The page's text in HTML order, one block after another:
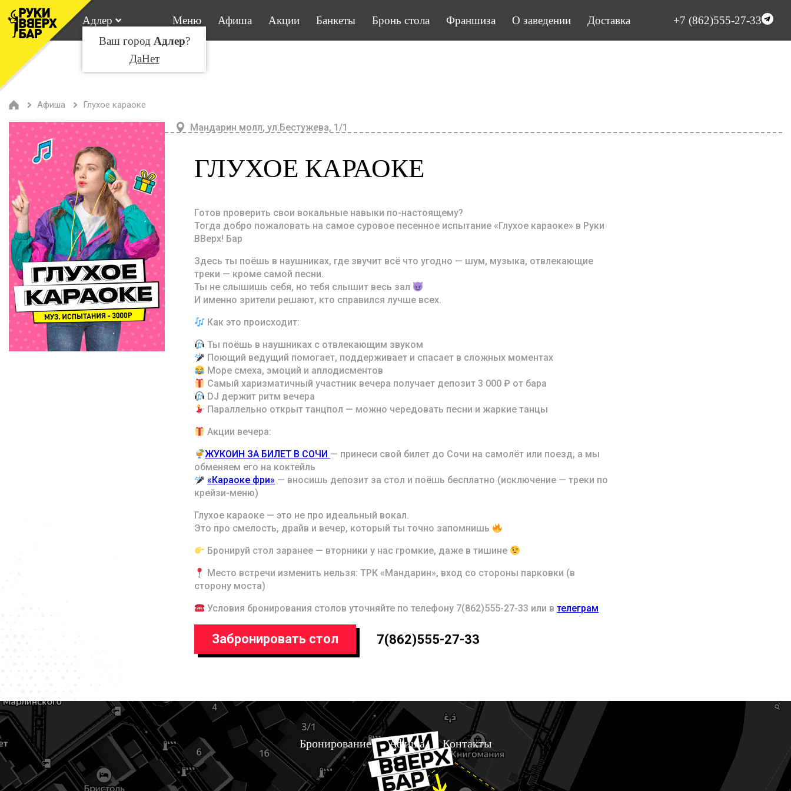
Адлер
Ваш город Адлер?
ДаНет
Меню Афиша Акции Банкеты Бронь стола Франшиза О заведении Доставка +7 (862)555-27-33
Афиша Глухое караоке
Мандарин молл, ул.Бестужева, 1/1
ГЛУХОЕ КАРАОКЕ
Готов проверить свои вокальные навыки по-настоящему?
Тогда добро пожаловать на самое суровое песенное испытание «Глухое караоке» в Руки
ВВерх! Бар
Здесь ты поёшь в наушниках, где звучит всё что угодно — шум, музыка, отвлекающие
треки — кроме самой песни.
Ты не слышишь себя, но тебя слышит весь зал
И именно зрители решают, кто справился лучше всех.
Как это происходит:
Ты поёшь в наушниках с отвлекающим звуком
Поющий ведущий помогает, поддерживает и спасает в сложных моментах
Море смеха, эмоций и аплодисментов
Самый харизматичный участник вечера получает депозит 3 000 ₽ от бара
DJ держит ритм вечера
Параллельно открыт танцпол — можно чередовать песни и жаркие танцы
Акции вечера:
ЖУКОИН ЗА БИЛЕТ В СОЧИ — принеси свой билет до Сочи на самолёт или поезд, а мы
обменяем его на коктейль
«Караоке фри» — вносишь депозит за стол и поёшь бесплатно (исключение — треки по
крейзи-меню)
Глухое караоке — это не про идеальный вокал.
Это про смелость, драйв и вечер, который ты точно запомнишь
Бронируй стол заранее — вторники у нас громкие, даже в тишине
Место встречи изменить нельзя: ТРК «Мандарин», вход со стороны парковки (в
сторону моста)
Условия бронирования столов уточняйте по телефону 7(862)555-27-33 или втелеграм
Забронировать стол 7(862)555-27-33
Бронирование Афиша Контакты